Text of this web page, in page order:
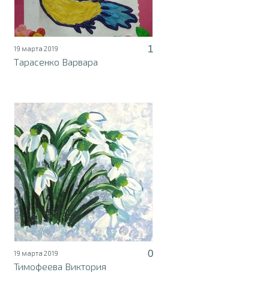
19 марта 2019
1
Тарасенко Варвара
19 марта 2019
0
Тимофеева Виктория